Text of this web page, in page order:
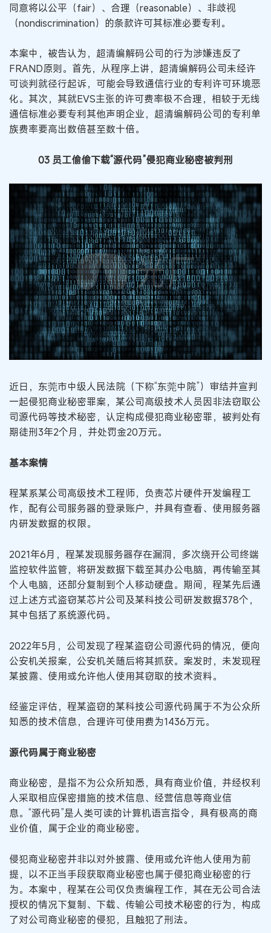
同意将以公平（fair）、合理（reasonable）、非歧视
（nondiscrimination）的条款许可其标准必要专利。
本案中，被告认为，超清编解码公司的行为涉嫌违反了
FRAND原则。首先，从程序上讲，超清编解码公司未经许
可谈判就径行起诉，可能会导致通信行业的专利许可环境恶
化。其次，其就EVS主张的许可费率极不合理，相较于无线
通信标准必要专利其他声明企业，超清编解码公司的专利单
族费率要高出数倍甚至数十倍。
03 员工偷偷下载“源代码”侵犯商业秘密被判刑
近日，东莞市中级人民法院（下称“东莞中院”）审结并宣判
一起侵犯商业秘密罪案，某公司高级技术人员因非法窃取公
司源代码等技术秘密，认定构成侵犯商业秘密罪，被判处有
期徒刑3年2个月，并处罚金20万元。
基本案情
程某系某公司高级技术工程师，负责芯片硬件开发编程工
作，配有公司服务器的登录账户，并具有查看、使用服务器
内研发数据的权限。
2021年6月，程某发现服务器存在漏洞，多次绕开公司终端
监控软件监管，将研发数据下载至其办公电脑，再传输至其
个人电脑，还部分复制到个人移动硬盘。期间，程某先后通
过上述方式盗窃某芯片公司及某科技公司研发数据378个，
其中包括了系统源代码。
2022年5月，公司发现了程某盗窃公司源代码的情况，便向
公安机关报案，公安机关随后将其抓获。案发时，未发现程
某披露、使用或允许他人使用其窃取的技术资料。
经鉴定评估，程某盗窃的某科技公司源代码属于不为公众所
知悉的技术信息，合理许可使用费为1436万元。
源代码属于商业秘密
商业秘密，是指不为公众所知悉，具有商业价值，并经权利
人采取相应保密措施的技术信息、经营信息等商业信
息。“源代码”是人类可读的计算机语言指令，具有极高的商
业价值，属于企业的商业秘密。
侵犯商业秘密并非以对外披露、使用或允许他人使用为前
提，以不正当手段获取商业秘密也属于侵犯商业秘密的行
为。本案中，程某在公司仅负责编程工作，其在无公司合法
授权的情况下复制、下载、传输公司技术秘密的行为，构成
了对公司商业秘密的侵犯，且触犯了刑法。